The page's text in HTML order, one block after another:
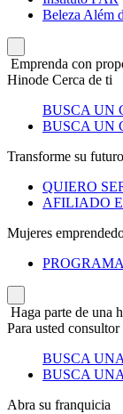
Beleza Além
Emprenda con
Hinode Cerca de ti
BUSCA UN
BUSCA UN
Transforme su futuro
QUIERO
AFILIADO
Mujeres
Haga parte de una
Para usted consultor
BUSCA
BUSCA
Abra su franquicia